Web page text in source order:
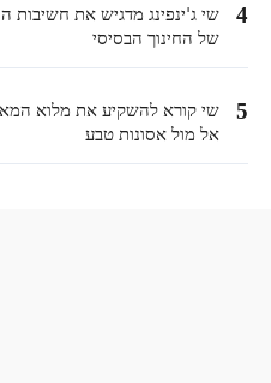
4
שי ג'ינפינג מדגיש את חשיבות
של החינוך הבסיסי
5
שי קורא להשקיע את מלוא
אל מול אסונות טבע